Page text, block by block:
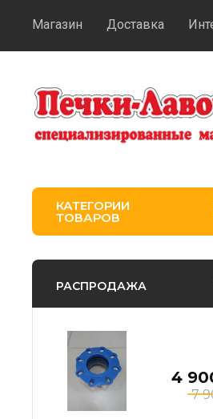
Магазин Доставка
КАТЕГОРИИ
ТОВАРОВ
РАСПРОДАЖА
7
4